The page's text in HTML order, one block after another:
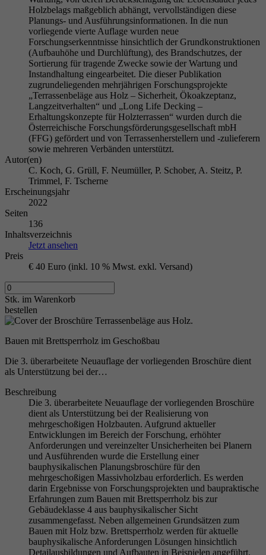
Holzbelags maßgeblich abhängt, vervollständigen diese
Planungs- und Ausführungsinformationen. In die nun
vorliegende vierte Auflage wurden neue
Forschungserkenntnisse hinsichtlich der Grundkonstruktionen
(Aufbauhöhe und Durchlüftung), des Brandschutzes, der
Sortierung für tragende Zwecke sowie der Wartung und
Instandhaltung eingearbeitet. Die dieser Publikation
zugrundeliegenden mehrjährigen Forschungsprojekte
„Terrassenbeläge aus Holz – Sicherheit, Ökoakzeptanz,
Langzeitverhalten“ und „Long Life Decking –
Erhaltungskonzepte für Holzterrassen“ wurden durch die
Österreichische Forschungsförderungsgesellschaft mbH
(FFG) gefördert und von Terrassenherstellern und -zulieferern
sowie mehreren Verbänden unterstützt.
Autor(en)
C. Koch, G. Grüll, F. Neumüller, P. Schober, A. Steitz, P.
Trimmel, F. Tscherne
Erscheinungsjahr
2022
Seiten
136
Inhaltsverzeichnis
Jetzt ansehen
Preis
€ 40 Euro (inkl. 10 % Mwst. exkl. Versand)
Stk. im Warenkorb
bestellen
Bauen mit Brettsperrholz im Geschoßbau
Die 3. überarbeitete Neuauflage der vorliegenden Broschüre dient
als Unterstützung bei der…
Beschreibung
Die 3. überarbeitete Neuauflage der vorliegenden Broschüre
dient als Unterstützung bei der Realisierung von
mehrgeschoßigen Holzbauten. Aufgrund aktueller
Entwicklungen im Bereich der Forschung, erhöhter
Anforderungen und vereinzelter Unsicherheiten bei Planern
und Ausführenden wurde die Erstellung einer
bauphysikalischen Planungsbroschüre für den
mehrgeschoßigen Massivholzbau erforderlich. Es werden
darin Ergebnisse von Forschungsprojekten und baupraktische
Erfahrungen zum Bauen mit Brettsperrholz bis zur
Gebäudeklasse 4 aus bauphysikalischer Sicht
zusammengefasst. Neben allgemeinen Grundsätzen zum
Bauen mit Holz bzw. Brettsperrholz werden für aktuelle
bauphysikalische Anforderungen Lösungen hinsichtlich
Detailausbildungen und Aufbauten in Beispielen angeführt.